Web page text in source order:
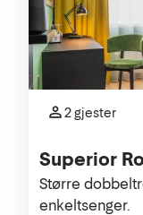
Superior
Større
enkeltsenger.
2 gjester